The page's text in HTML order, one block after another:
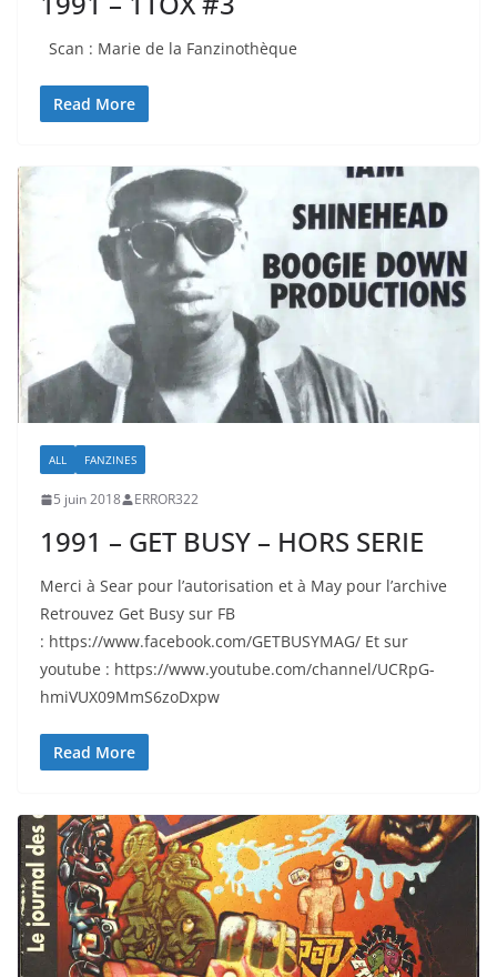
Scan : Marie de la Fanzinothèque
Read More
ALL FANZINES
5 juin 2018 ERROR322
1991 – GET BUSY – HORS SERIE
Merci à Sear pour l’autorisation et à May pour l’archive
Retrouvez Get Busy sur FB
: https://www.facebook.com/GETBUSYMAG/ Et sur
youtube : https://www.youtube.com/channel/UCRpG-
hmiVUX09MmS6zoDxpw
Read More